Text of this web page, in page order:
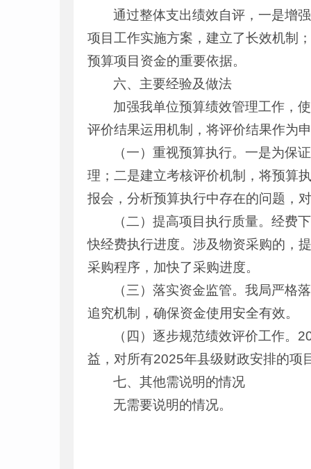
通过整体支出绩效自评，一是增
项目工作实施方案，建立了长效机制
预算项目资金的重要依据。
六、主要经验及做法
加强我单位预算绩效管理工作，
评价结果运用机制，将评价结果作为
（一）重视预算执行。一是为保
理；二是建立考核评价机制，将预算
报会，分析预算执行中存在的问题，
（二）提高项目执行质量。经费
快经费执行进度。涉及物资采购的，
采购程序，加快了采购进度。
（三）落实资金监管。我局严格
追究机制，确保资金使用安全有效。
（四）逐步规范绩效评价工作。
益，对所有2025年县级财政安排的项
七、其他需说明的情况
无需要说明的情况。